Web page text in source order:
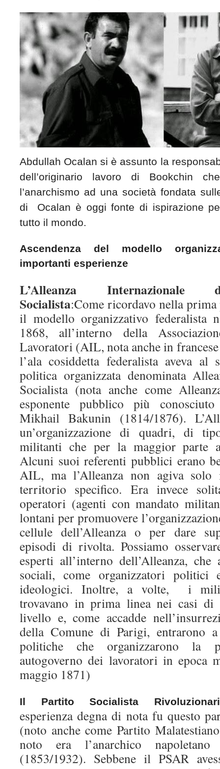
Abdullah Ocalan si è assunto la
dell’originario lavoro di Bookchin
l’anarchismo ad una società fondata
di Ocalan è oggi fonte di ispirazione
tutto il mondo.
Ascendenza del modello
importanti esperienze
L’Alleanza Internazionale
Socialista:Come ricordavo nella
il modello organizzativo federalista
1868, all’interno della
Lavoratori (AIL, nota anche in
l’ala cosiddetta federalista aveva
politica organizzata denominata
Socialista (nota anche come
esponente pubblico più
Mikhail Bakunin (1814/1876).
un’organizzazione di quadri, di
militanti che per la maggior parte
Alcuni suoi referenti pubblici erano
AIL, ma l’Alleanza non agiva
territorio specifico. Era invece
operatori (agenti con mandato
lontani per promuovere
cellule dell’Alleanza o per dare
episodi di rivolta. Possiamo
esperti all’interno dell’Alleanza,
sociali, come organizzatori politici
ideologici. Inoltre, a volte, i
trovavano in prima linea nei casi
livello e, come accadde
della Comune di Parigi, entrarono
politiche che organizzarono la
autogoverno dei lavoratori in epoca
maggio 1871)
Il Partito Socialista
esperienza degna di nota fu questo
(noto anche come Partito
noto era l’anarchico
(1853/1932). Sebbene il PSAR